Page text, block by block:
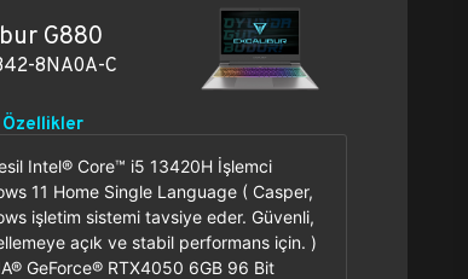
G880
8NA0A-C
Intel® Core™ i5 13420H İşlemci
11 Home Single Language ( Casper,
işletim sistemi tavsiye eder. Güvenli,
açık ve stabil performans için. )
GeForce® RTX4050 6GB 96 Bit